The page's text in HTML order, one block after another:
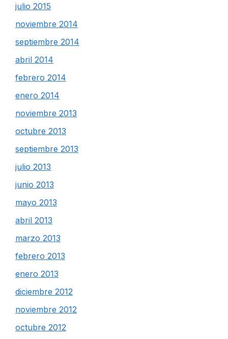
julio 2015
noviembre 2014
septiembre 2014
abril 2014
febrero 2014
enero 2014
noviembre 2013
octubre 2013
septiembre 2013
julio 2013
junio 2013
mayo 2013
abril 2013
marzo 2013
febrero 2013
enero 2013
diciembre 2012
noviembre 2012
octubre 2012